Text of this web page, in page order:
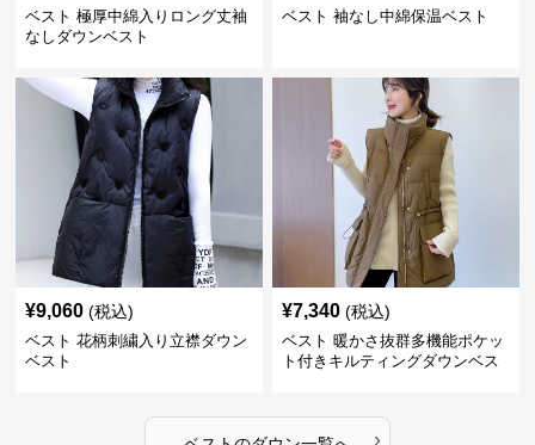
ベスト 極厚中綿入りロング丈袖
なしダウンベスト
ベスト 袖なし中綿保温ベスト
¥9,060 (税込)
ベスト 花柄刺繍入り立襟ダウン
ベスト
¥7,340 (税込)
ベスト 暖かさ抜群多機能ポケッ
ト付きキルティングダウンベス
›